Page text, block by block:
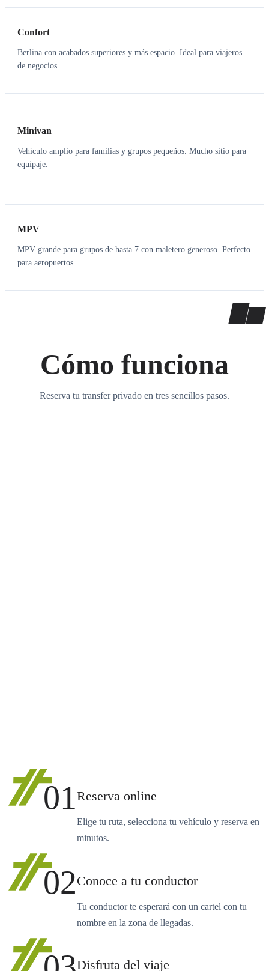
Confort
Berlina con acabados superiores y más espacio. Ideal para viajeros
de negocios.
6 5
Minivan
Vehículo amplio para familias y grupos pequeños. Mucho sitio para
equipaje.
7 7
MPV
MPV grande para grupos de hasta 7 con maletero generoso. Perfecto
para aeropuertos.
Cómo funciona
Reserva tu transfer privado en tres sencillos pasos.
01Reserva online
Elige tu ruta, selecciona tu vehículo y reserva en
minutos.
02Conoce a tu conductor
Tu conductor te esperará con un cartel con tu
nombre en la zona de llegadas.
Disfruta del viaje